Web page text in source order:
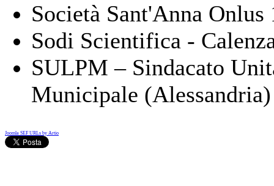
Società Sant'Anna
Sodi Scientifica -
SULPM – Sindacato
Municipale
Joomla SEF URLs by Artio